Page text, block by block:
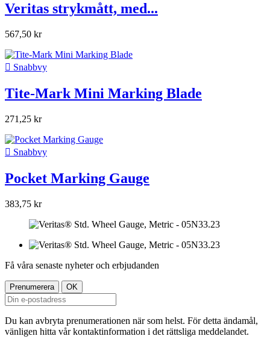
Veritas strykmått, med...
567,50 kr
 Snabbvy
Tite-Mark Mini Marking Blade
271,25 kr
 Snabbvy
Pocket Marking Gauge
383,75 kr
Få våra senaste nyheter och erbjudanden
Du kan avbryta prenumerationen när som helst. För detta ändamål,
vänligen hitta vår kontaktinformation i det rättsliga meddelandet.